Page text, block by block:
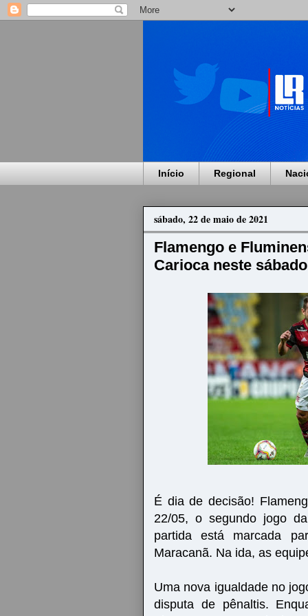
Início Regional
sábado, 22 de maio de 2021
Flamengo e
Carioca neste sábado
É dia de decisão!
22/05, o segundo jogo
partida está marcada
Maracanã. Na ida, as
Uma nova igualdade no
disputa de pênaltis.